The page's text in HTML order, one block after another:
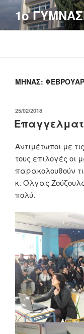
Μετάβαση
περιεχόμενο
1o
ΜΉΝΑΣ:
ΔΗΜΟΣΙΕΎΤΗΚΕ
ΣΤΙΣ
25/02/2018
Αντιμέτωποι με
τους επιλογές οι
παρακολουθούν
κ. Όλγας
πολύ.